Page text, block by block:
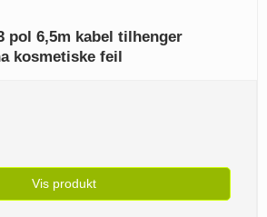
pol 6,5m kabel tilhenger
kosmetiske feil
Vis produkt